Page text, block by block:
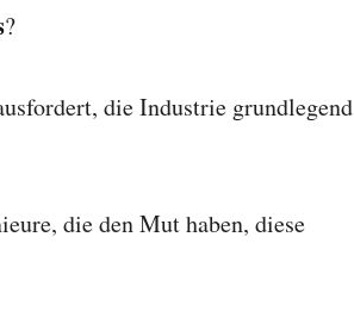
?
die Industrie grundlegend
die den Mut haben, diese